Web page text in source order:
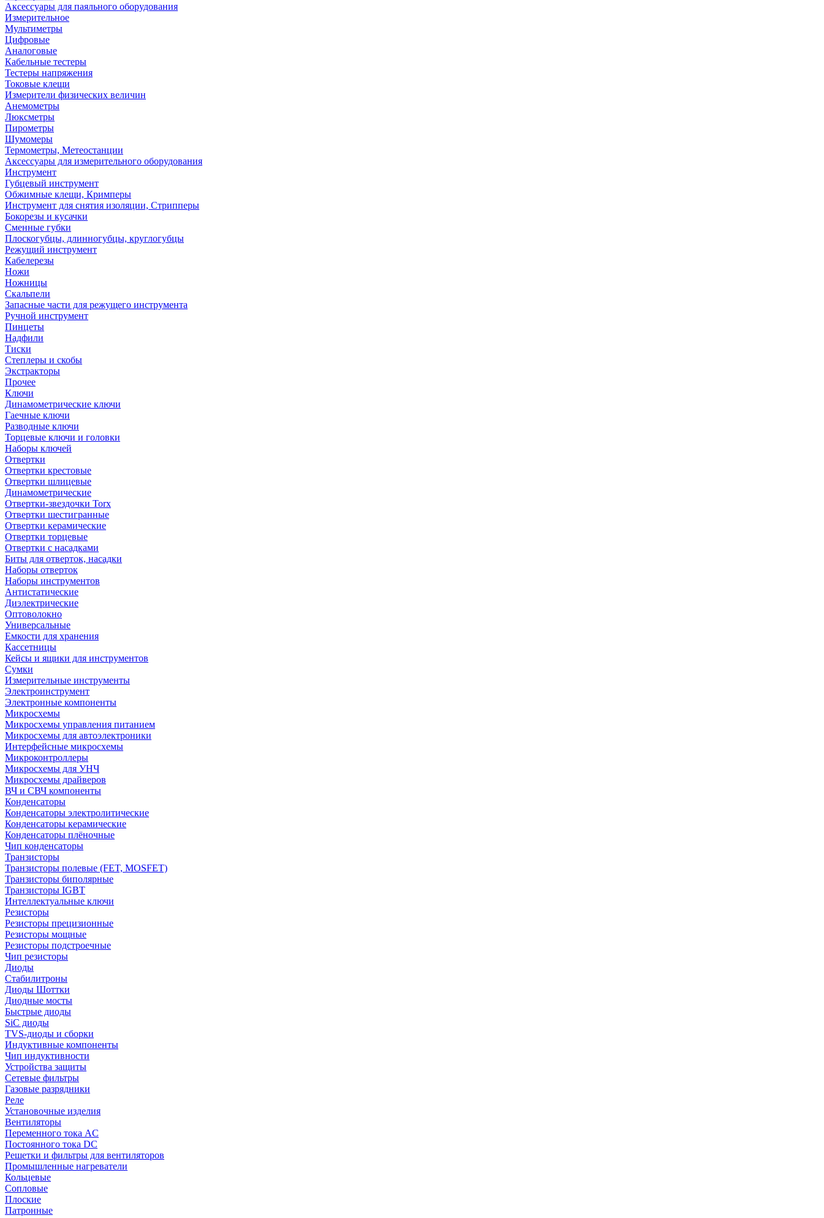
Аксессуары для паяльного оборудования
Измерительное
Мультиметры
Цифровые
Аналоговые
Кабельные тестеры
Тестеры напряжения
Токовые клещи
Измерители физических величин
Анемометры
Люксметры
Пирометры
Шумомеры
Термометры, Метеостанции
Аксессуары для измерительного оборудования
Инструмент
Губцевый инструмент
Обжимные клещи, Кримперы
Инструмент для снятия изоляции, Стрипперы
Бокорезы и кусачки
Сменные губки
Плоскогубцы, длинногубцы, круглогубцы
Режущий инструмент
Кабелерезы
Ножи
Ножницы
Скальпели
Запасные части для режущего инструмента
Ручной инструмент
Пинцеты
Надфили
Тиски
Степлеры и скобы
Экстракторы
Прочее
Ключи
Динамометрические ключи
Гаечные ключи
Разводные ключи
Торцевые ключи и головки
Наборы ключей
Отвертки
Отвертки крестовые
Отвертки шлицевые
Динамометрические
Отвертки-звездочки Torx
Отвертки шестигранные
Отвертки керамические
Отвертки торцевые
Отвертки с насадками
Биты для отверток, насадки
Наборы отверток
Наборы инструментов
Антистатические
Диэлектрические
Оптоволокно
Универсальные
Емкости для хранения
Кассетницы
Кейсы и ящики для инструментов
Сумки
Измерительные инструменты
Электроинструмент
Электронные компоненты
Микросхемы
Микросхемы управления питанием
Микросхемы для автоэлектроники
Интерфейсные микросхемы
Микроконтроллеры
Микросхемы для УНЧ
Микросхемы драйверов
ВЧ и СВЧ компоненты
Конденсаторы
Конденсаторы электролитические
Конденсаторы керамические
Конденсаторы плёночные
Чип конденсаторы
Транзисторы
Транзисторы полевые (FET, MOSFET)
Транзисторы биполярные
Транзисторы IGBT
Интеллектуальные ключи
Резисторы
Резисторы прецизионные
Резисторы мощные
Резисторы подстроечные
Чип резисторы
Диоды
Стабилитроны
Диоды Шоттки
Диодные мосты
Быстрые диоды
SiC диоды
TVS-диоды и сборки
Индуктивные компоненты
Чип индуктивности
Устройства защиты
Сетевые фильтры
Газовые разрядники
Реле
Установочные изделия
Вентиляторы
Переменного тока AC
Постоянного тока DC
Решетки и фильтры для вентиляторов
Промышленные нагреватели
Кольцевые
Сопловые
Плоские
Патронные